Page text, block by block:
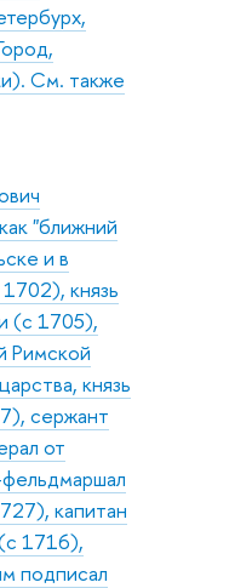
См. также
"ближний
и в
князь
(с 1705),
Римской
князь
сержант
от
капитан
1716),
подписал